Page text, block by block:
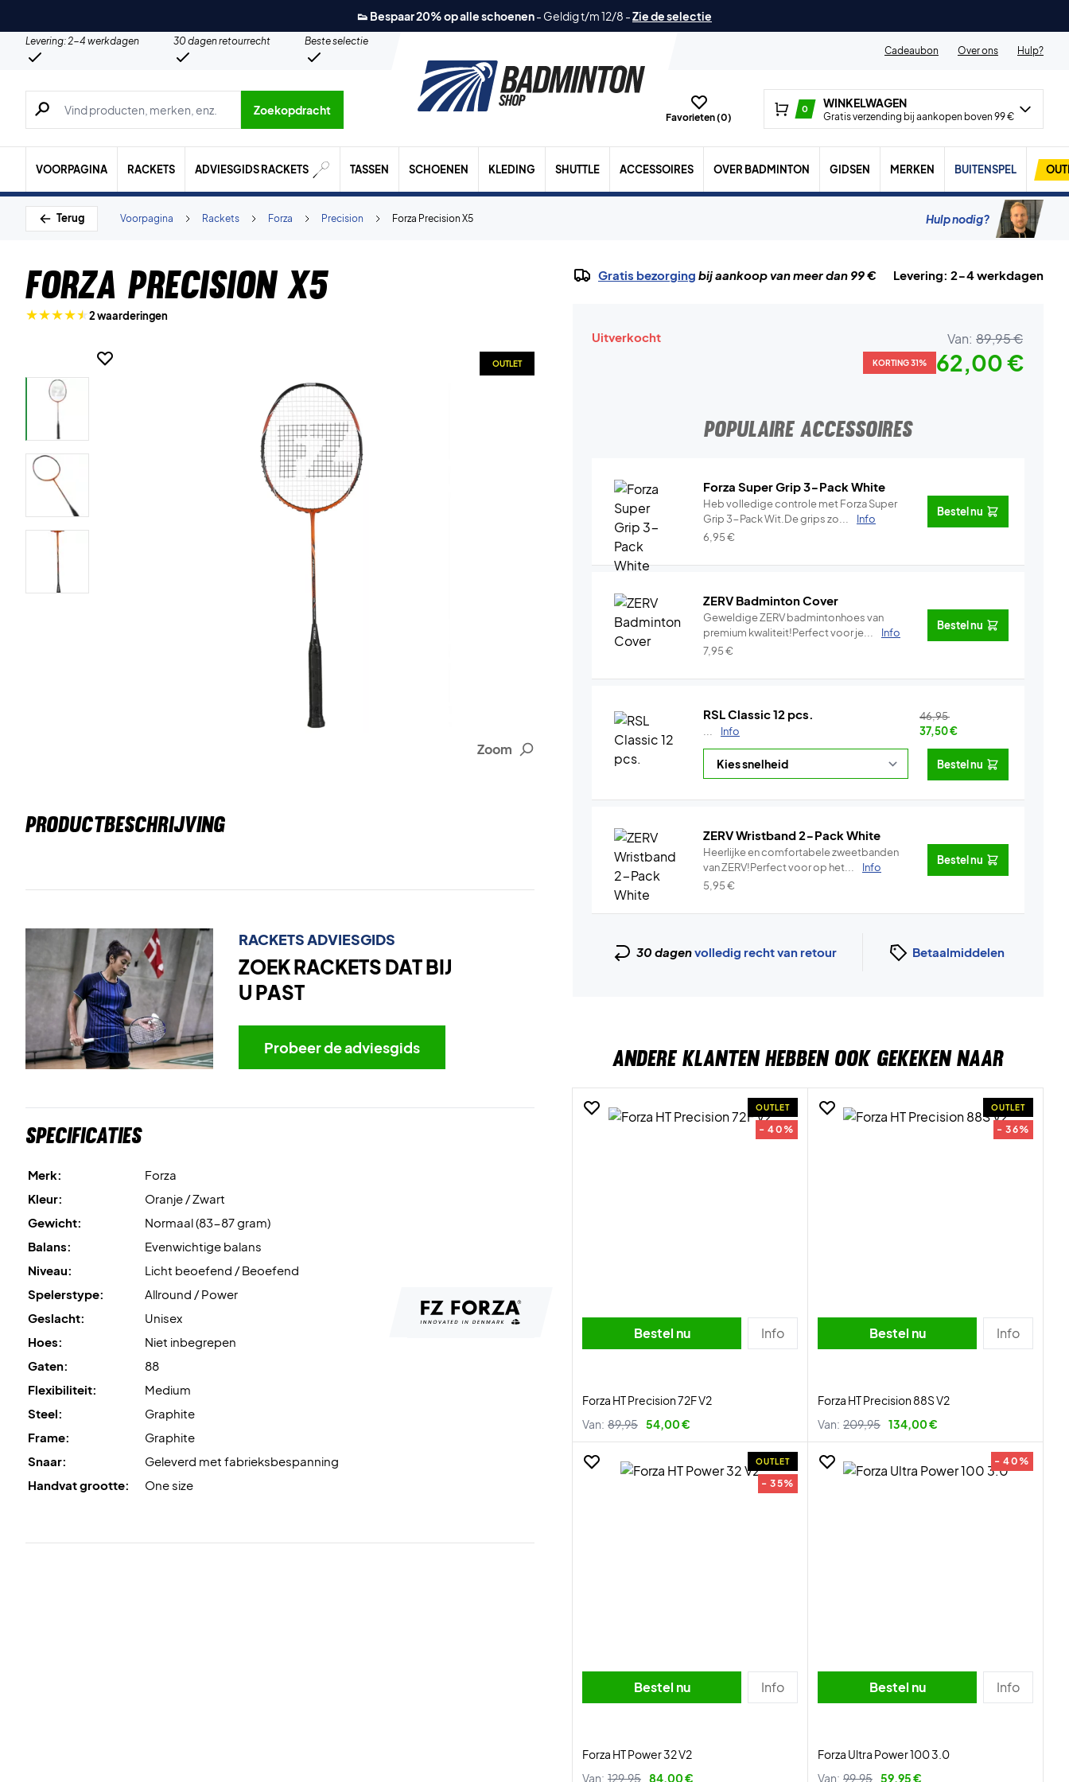
👟 Bespaar 20% op alle schoenen- Geldig t/m 12/8 -Zie de selectie
Levering: 2-4 werkdagen 30 dagen retourrecht
Beste selectie
Cadeaubon
Over ons Hulp?
Zoeken naar producten, merken etc.
Zoekopdracht
Favorieten (0)
0 WINKELWAGEN
Gratis verzending bij aankopen boven 99 €
VOORPAGINA RACKETS ADVIESGIDS RACKETS TASSEN SCHOENEN KLEDING SHUTTLE ACCESSOIRES OVER BADMINTON GIDSEN MERKEN BUITENSPEL
Terug Forza Precision X5
Precision
Forza
Rackets
Voorpagina Hulp nodig?
Forza Precision X5
2 waarderingen
Zoom
OUTLET
PRODUCTBESCHRIJVING
RACKETS ADVIESGIDS
ZOEK RACKETS DAT BIJ
U PAST
Probeer de adviesgids
Specificaties
Merk:
Forza
Kleur:
Oranje / Zwart
Gewicht:
Normaal (83-87 gram)
Balans:
Evenwichtige balans
Niveau:
Licht beoefend / Beoefend
Spelerstype:
Allround / Power
Geslacht:
Unisex
Hoes:
Niet inbegrepen
Gaten:
88
Flexibiliteit:
Medium
Steel:
Graphite
Frame:
Graphite
Snaar:
Geleverd met fabrieksbespanning
Handvat grootte:
One size
Gratis bezorging bij aankoop van meer dan 99 € Levering: 2-4 werkdagen
Uitverkocht Van: 89,95 €
KORTING 31% 62,00 €
POPULAIRE ACCESSOIRES
Forza Super Grip 3-Pack White
Heb volledige controle met Forza Super
Grip 3-Pack Wit.De grips zo...
Info
6,95€
Bestel nu
ZERV Badminton Cover
Geweldige ZERV badmintonhoes van
premium kwaliteit!Perfect voor je...
Info
7,95€
Bestel nu
RSL Classic 12 pcs.
Info
46,95
37,50€
Bestel nu
ZERV Wristband 2-Pack White
Heerlijke en comfortabele zweetbanden
van ZERV!Perfect voor op het...
Info
5,95€
Bestel nu
30 dagenvolledig recht van retour Betaalmiddelen
ANDERE KLANTEN HEBBEN OOK GEKEKEN NAAR
OUTLET
- 40%
Bestel nu Info
Forza HT Precision 72F V2
Van: 89,95 54,00 €
OUTLET
- 36%
Bestel nu Info
Forza HT Precision 88S V2
Van: 209,95 134,00 €
OUTLET
- 35%
Bestel nu Info
Forza HT Power 32 V2
Van: 129,95 84,00 €
- 40%
Bestel nu Info
Forza Ultra Power 100 3.0
Van: 99,95 59,95 €